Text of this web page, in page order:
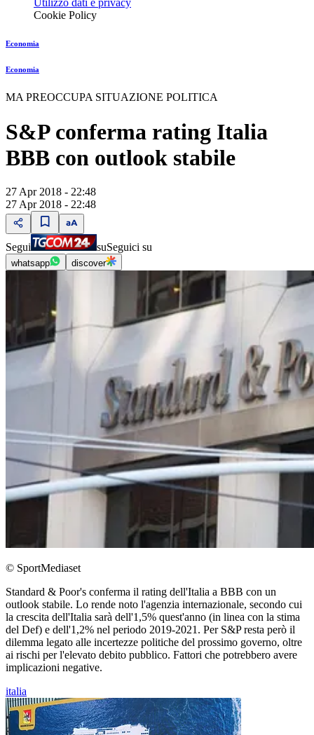
Utilizzo dati e privacy
Cookie Policy
Economia
Economia
MA PREOCCUPA SITUAZIONE POLITICA
S&P conferma rating Italia
BBB con outlook stabile
27 Apr 2018 - 22:48
27 Apr 2018 - 22:48
Segui suSeguici su
whatsapp discover
© SportMediaset
Standard & Poor's conferma il rating dell'Italia a BBB con un
outlook stabile. Lo rende noto l'agenzia internazionale, secondo cui
la crescita dell'Italia sarà dell'1,5% quest'anno (in linea con la stima
del Def) e dell'1,2% nel periodo 2019-2021. Per S&P resta però il
dilemma legato alle incertezze politiche del prossimo governo, oltre
ai rischi per l'elevato debito pubblico. Fattori che potrebbero avere
implicazioni negative.
italia